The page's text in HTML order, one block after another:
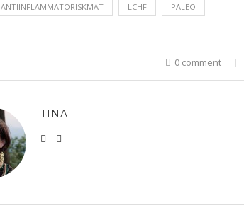
ANTIINFLAMMATORISKMAT LCHF PALEO
0 comment
TINA